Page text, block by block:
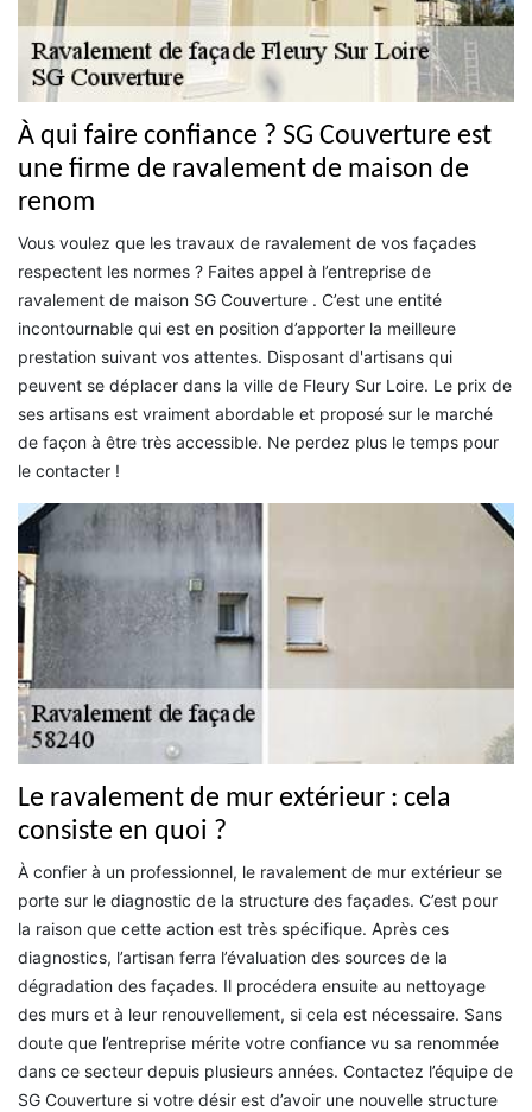
À qui faire confiance ? SG Couverture est
une firme de ravalement de maison de
renom
Vous voulez que les travaux de ravalement de vos façades
respectent les normes ? Faites appel à l’entreprise de
ravalement de maison SG Couverture . C’est une entité
incontournable qui est en position d’apporter la meilleure
prestation suivant vos attentes. Disposant d'artisans qui
peuvent se déplacer dans la ville de Fleury Sur Loire. Le prix de
ses artisans est vraiment abordable et proposé sur le marché
de façon à être très accessible. Ne perdez plus le temps pour
le contacter !
Le ravalement de mur extérieur : cela
consiste en quoi ?
À confier à un professionnel, le ravalement de mur extérieur se
porte sur le diagnostic de la structure des façades. C’est pour
la raison que cette action est très spécifique. Après ces
diagnostics, l’artisan ferra l’évaluation des sources de la
dégradation des façades. Il procédera ensuite au nettoyage
des murs et à leur renouvellement, si cela est nécessaire. Sans
doute que l’entreprise mérite votre confiance vu sa renommée
dans ce secteur depuis plusieurs années. Contactez l’équipe de
SG Couverture si votre désir est d’avoir une nouvelle structure